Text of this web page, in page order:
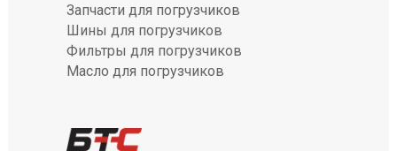
Запчасти для погрузчиков
Шины для погрузчиков
Фильтры для погрузчиков
Масло для погрузчиков